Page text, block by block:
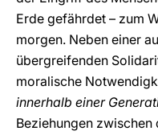
Erde gefährdet – zum
morgen. Neben einer
übergreifenden
moralische
innerhalb einer
Beziehungen